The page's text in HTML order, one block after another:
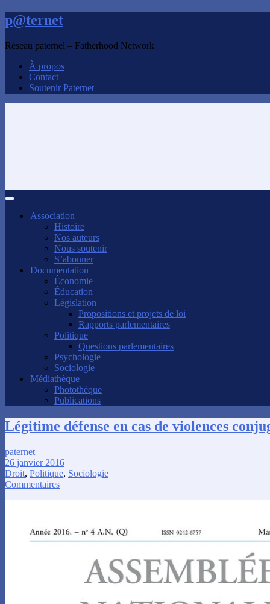
p@ternet
Réseau paternel – Fatherhood Network
À propos
Contact
Soutenir Paternet
Association
Histoire
Nos auteurs
Nous soutenir
S’abonner
Documentation
Économie
Éducation
Législation
Propositions et projets de loi
Rapports parlementaires
Politique
Questions parlementaires
Psychologie
Sociologie
Médiathèque
Photothèque
Publications
Légitime défense en cas de violences
paternet
26 janvier 2016
Droit, Politique, Sociologie
Commentaires